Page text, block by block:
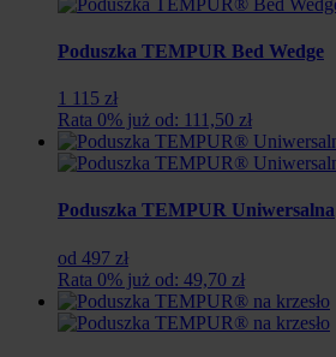
Poduszka TEMPUR Bed Wedge
1 115 zł
Rata 0% już od: 111,50 zł
Poduszka TEMPUR Uniwersalna
od 497 zł
Rata 0% już od: 49,70 zł